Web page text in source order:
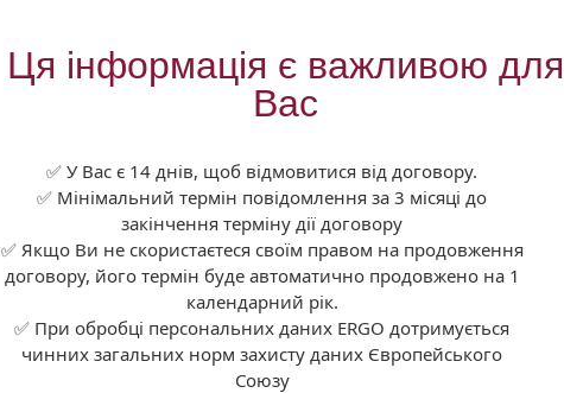
Ця інформація є важливою для
Вас
✅ У Вас є 14 днів, щоб відмовитися від договору.
✅ Мінімальний термін повідомлення за 3 місяці до
закінчення терміну дії договору
✅ Якщо Ви не скористаєтеся своїм правом на продовження
договору, його термін буде автоматично продовжено на 1
календарний рік.
✅ При обробці персональних даних ERGO дотримується
чинних загальних норм захисту даних Європейського
Союзу